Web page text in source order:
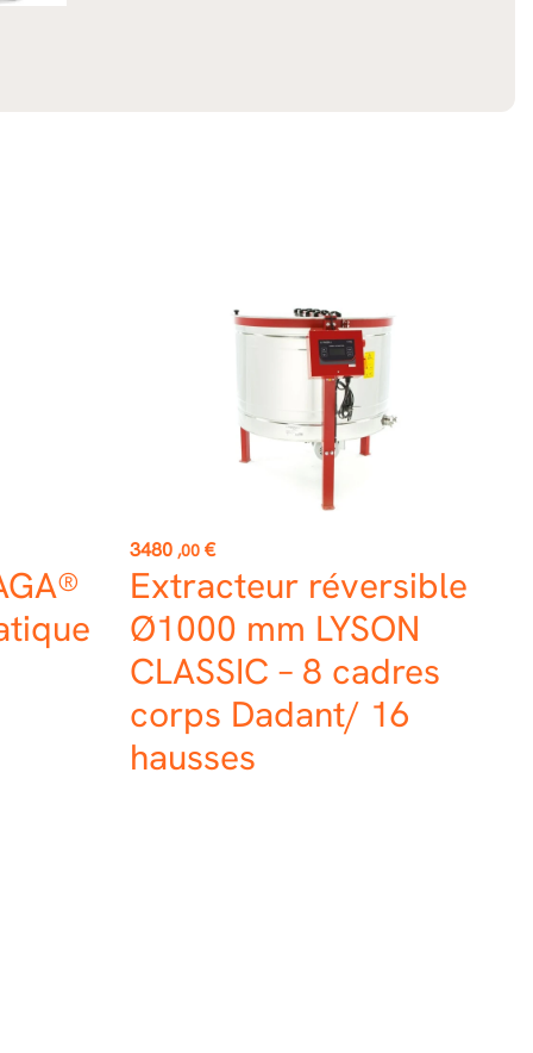
Prix
3480 ,00 €
Extracteur réversible
Ø1000 mm LYSON
CLASSIC – 8 cadres
corps Dadant/ 16
hausses